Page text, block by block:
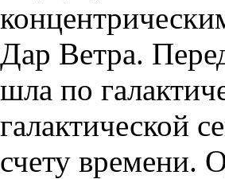
Дар Ветра.
шла по
галактической
счету времени.